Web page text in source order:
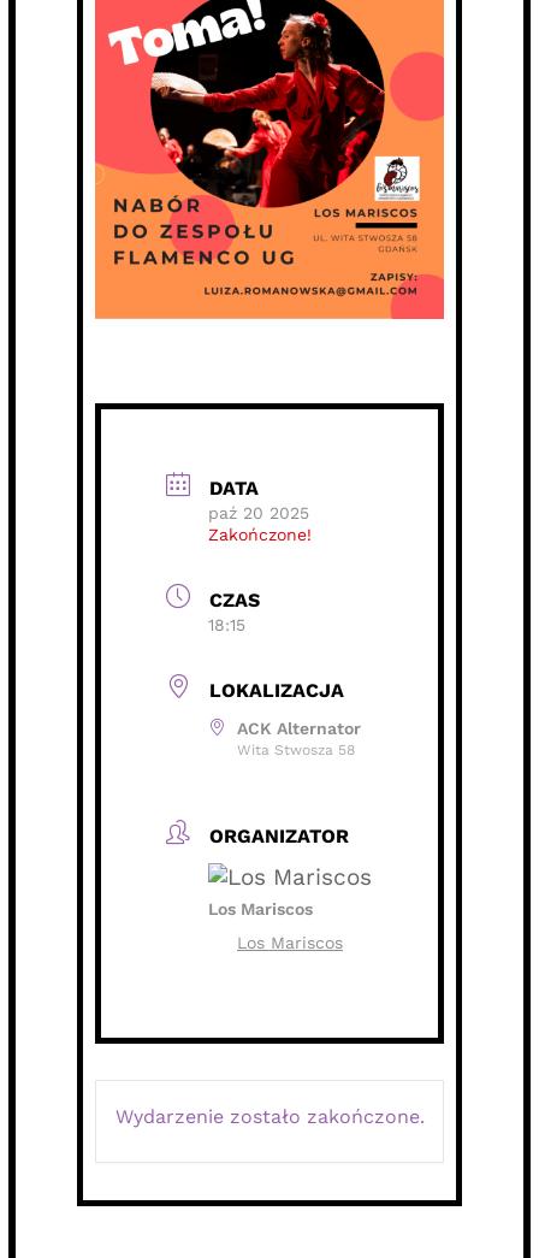
DATA
paź 20 2025
Zakończone!
CZAS
18:15
LOKALIZACJA
ACK Alternator
Wita Stwosza 58
ORGANIZATOR
Los Mariscos
Los Mariscos
Wydarzenie zostało zakończone.